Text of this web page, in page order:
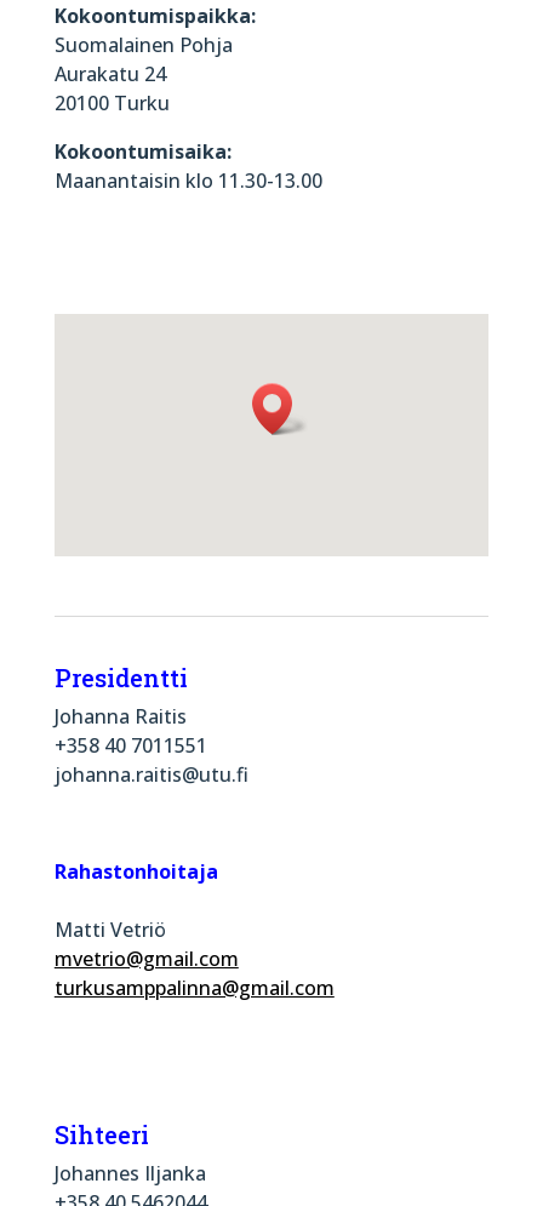
Kokoontumispaikka:
Suomalainen Pohja
Aurakatu 24
20100 Turku
Kokoontumisaika:
Maanantaisin klo 11.30-13.00
Presidentti
Johanna Raitis
+358 40 7011551
johanna.raitis@utu.fi
Rahastonhoitaja
Matti Vetriö
mvetrio@gmail.com
turkusamppalinna@gmail.com
Sihteeri
Johannes Iljanka